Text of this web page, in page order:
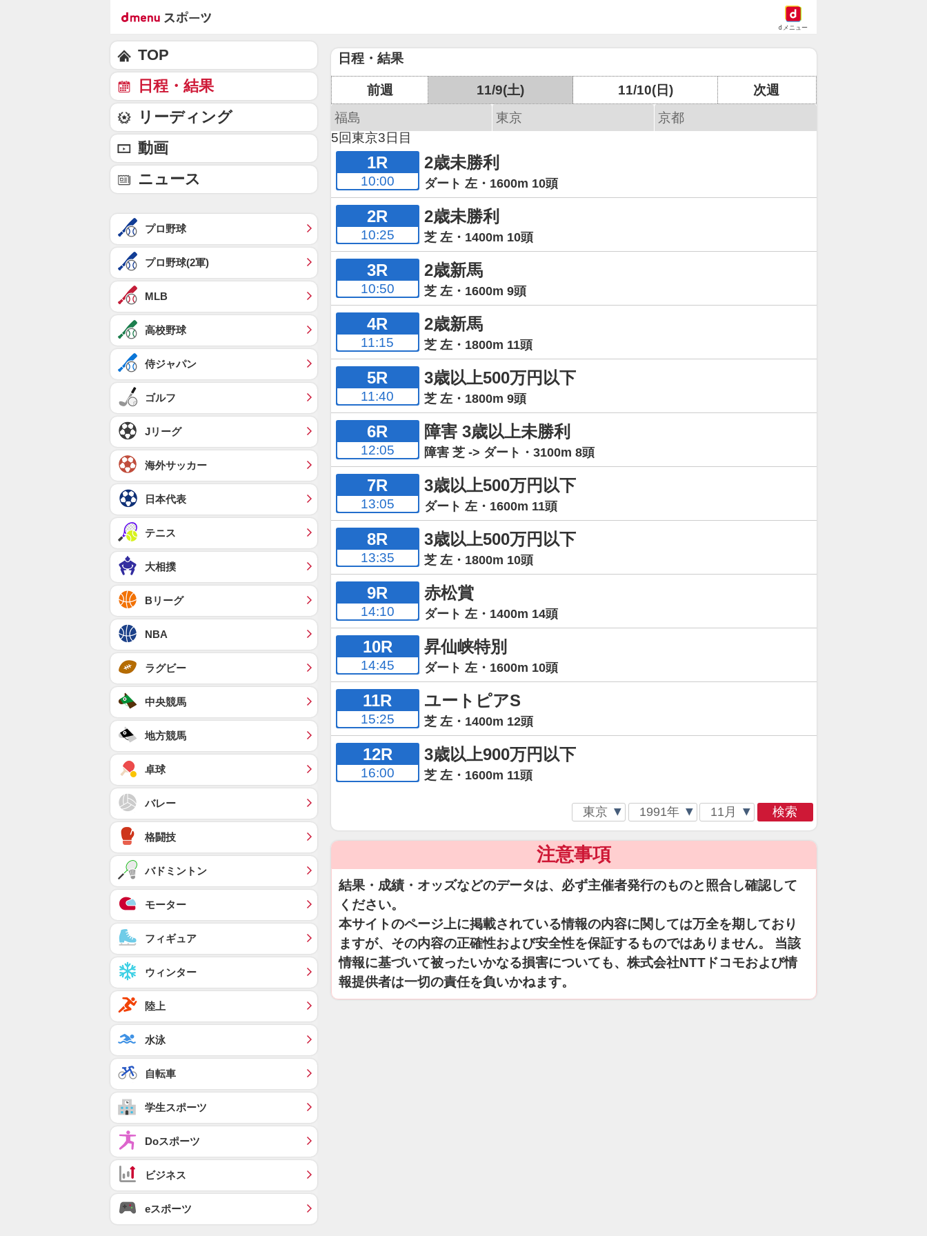
dメニュー
日程・結果
前週 11/9(土) 11/10(日)
次週
福島
東京
京都
5回東京3日目
1R
10:00
2歳未勝利
ダート 左・1600m 10頭
2R
10:25
2歳未勝利
芝 左・1400m 10頭
3R
10:50
2歳新馬
芝 左・1600m 9頭
4R
11:15
2歳新馬
芝 左・1800m 11頭
5R
11:40
3歳以上500万円以下
芝 左・1800m 9頭
6R
12:05
障害 3歳以上未勝利
障害 芝 -> ダート・3100m 8頭
7R
13:05
3歳以上500万円以下
ダート 左・1600m 11頭
8R
13:35
3歳以上500万円以下
芝 左・1800m 10頭
9R
14:10
赤松賞
ダート 左・1400m 14頭
10R
14:45
昇仙峡特別
ダート 左・1600m 10頭
11R
15:25
ユートピアS
芝 左・1400m 12頭
12R
16:00
3歳以上900万円以下
芝 左・1600m 11頭
検索
注意事項
結果・成績・オッズなどのデータは、必ず主催者発行のものと照合し確認して
ください。
本サイトのページ上に掲載されている情報の内容に関しては万全を期しており
ますが、その内容の正確性および安全性を保証するものではありません。 当該
情報に基づいて被ったいかなる損害についても、株式会社NTTドコモおよび情
報提供者は一切の責任を負いかねます。
TOP
日程・結果
リーディング
動画
ニュース
プロ野球
プロ野球(2軍)
MLB
高校野球
侍ジャパン
ゴルフ
Jリーグ
海外サッカー
日本代表
テニス
大相撲
Bリーグ
NBA
ラグビー
中央競馬
地方競馬
卓球
バレー
格闘技
バドミントン
モーター
フィギュア
ウィンター
陸上
水泳
自転車
学生スポーツ
Doスポーツ
ビジネス
eスポーツ